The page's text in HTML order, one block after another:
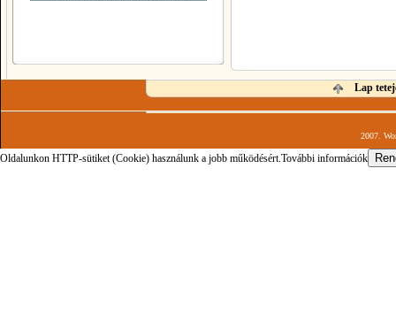
Lap
2007.
Oldalunkon HTTP-sütiket (Cookie) használunk a jobb működésért.További információk